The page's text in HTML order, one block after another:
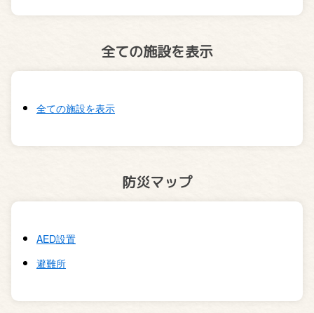
全ての施設を表示
全ての施設を表示
防災マップ
AED設置
避難所